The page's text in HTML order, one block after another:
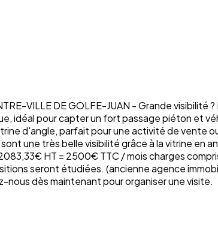
VILLE DE GOLFE-JUAN - Grande
idéal pour capter un fort passage piéton et
d'angle, parfait pour une activité de vente
une très belle visibilité grâce à la vitrine en
HT = 2500€ TTC / mois charges
seront étudiées. (ancienne agence
dès maintenant pour organiser une visite.